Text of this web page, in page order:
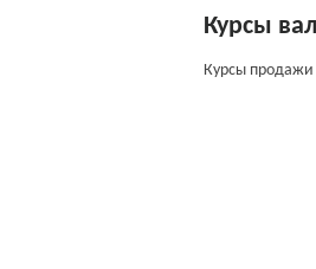
Курсы
Курсы продажи